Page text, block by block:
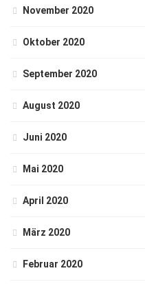
November 2020
Oktober 2020
September 2020
August 2020
Juni 2020
Mai 2020
April 2020
März 2020
Februar 2020